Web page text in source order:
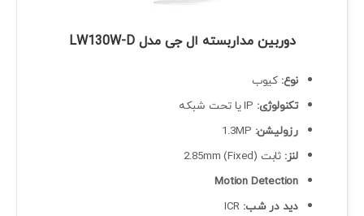
دوربین مداربسته ال جی مدل LW130W-D
نوع: کیوب
تکنولوژی:
رزولیشن:
لنز: ثابت (Fixed) 2.85mm
Motion Detection
دید در شب: ICR